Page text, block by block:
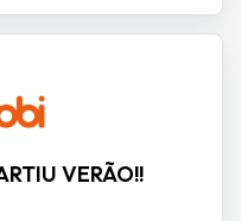
VERÃO!!